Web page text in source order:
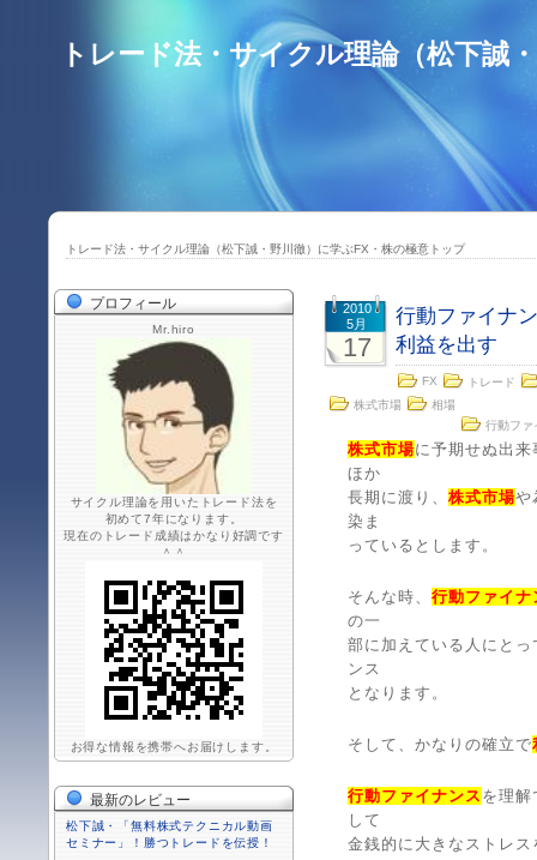
トレード法・サイクル理論（松下誠
トレード法・サイクル理論（松下誠・野川徹）に学ぶFX・株の極意トップ
2010
5月
17
行動ファイナ
利益を出す
FX
トレード
株式市場
相場
行動ファ
株式市場に予期せぬ出
ほか
長期に渡り、 株式市場や
染ま
っているとします。
そんな時、 行動ファイナ
の一
部に加えている人にと
ンス
となります。
そして、かなりの確立で
行動ファイナンス を理解
して
金銭的に大きなストレ
プロフィール
Mr.hiro
サイクル理論を用いたトレード法を
初めて7年になります。
現在のトレード成績はかなり好調です
＾＾
お得な情報を携帯へお届けします。
最新のレビュー
松下誠・「無料株式テクニカル動画
セミナー」！勝つトレードを伝授！